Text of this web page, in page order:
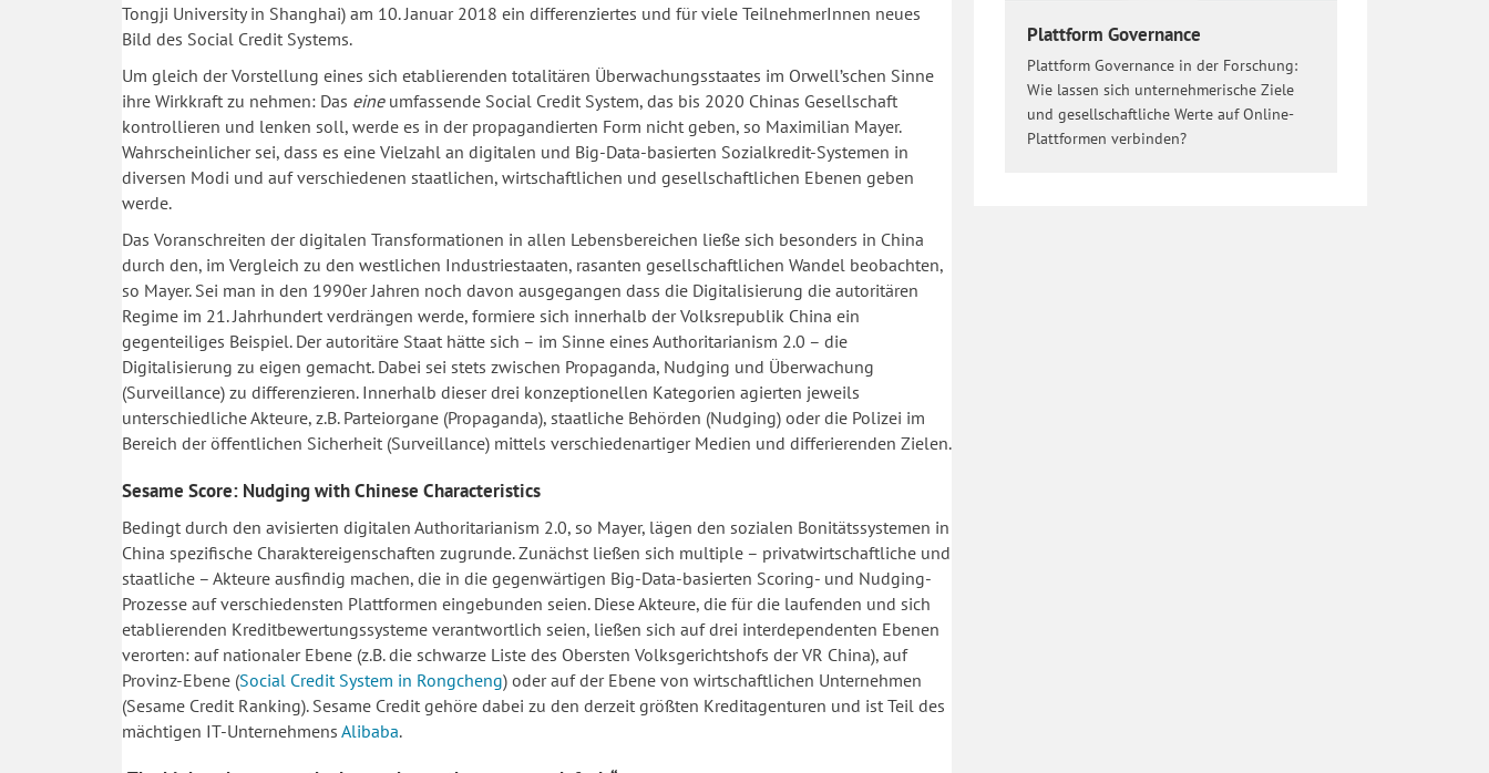
Tongji University in Shanghai) am 10. Januar 2018 ein differenziertes und für viele TeilnehmerInnen neues
Bild des Social Credit Systems.
Um gleich der Vorstellung eines sich etablierenden totalitären Überwachungsstaates im Orwell’schen Sinne
ihre Wirkkraft zu nehmen: Das eineumfassende Social Credit System, das bis 2020 Chinas Gesellschaft
kontrollieren und lenken soll, werde es in der propagandierten Form nicht geben, so Maximilian Mayer.
Wahrscheinlicher sei, dass es eine Vielzahl an digitalen und Big-Data-basierten Sozialkredit-Systemen in
diversen Modi und auf verschiedenen staatlichen, wirtschaftlichen und gesellschaftlichen Ebenen geben
werde.
Das Voranschreiten der digitalen Transformationen in allen Lebensbereichen ließe sich besonders in China
durch den, im Vergleich zu den westlichen Industriestaaten, rasanten gesellschaftlichen Wandel beobachten,
so Mayer. Sei man in den 1990er Jahren noch davon ausgegangen dass die Digitalisierung die autoritären
Regime im 21. Jahrhundert verdrängen werde, formiere sich innerhalb der Volksrepublik China ein
gegenteiliges Beispiel. Der autoritäre Staat hätte sich – im Sinne eines Authoritarianism 2.0 – die
Digitalisierung zu eigen gemacht. Dabei sei stets zwischen Propaganda, Nudging und Überwachung
(Surveillance) zu differenzieren. Innerhalb dieser drei konzeptionellen Kategorien agierten jeweils
unterschiedliche Akteure, z.B. Parteiorgane (Propaganda), staatliche Behörden (Nudging) oder die Polizei im
Bereich der öffentlichen Sicherheit (Surveillance) mittels verschiedenartiger Medien und differierenden Zielen.
Sesame Score: Nudging with Chinese Characteristics
Bedingt durch den avisierten digitalen Authoritarianism 2.0, so Mayer, lägen den sozialen Bonitätssystemen in
China spezifische Charaktereigenschaften zugrunde. Zunächst ließen sich multiple – privatwirtschaftliche und
staatliche – Akteure ausfindig machen, die in die gegenwärtigen Big-Data-basierten Scoring- und Nudging-
Prozesse auf verschiedensten Plattformen eingebunden seien. Diese Akteure, die für die laufenden und sich
etablierenden Kreditbewertungssysteme verantwortlich seien, ließen sich auf drei interdependenten Ebenen
verorten: auf nationaler Ebene (z.B. die schwarze Liste des Obersten Volksgerichtshofs der VR China), auf
Provinz-Ebene (Social Credit System in Rongcheng) oder auf der Ebene von wirtschaftlichen Unternehmen
(Sesame Credit Ranking). Sesame Credit gehöre dabei zu den derzeit größten Kreditagenturen und ist Teil des
mächtigen IT-Unternehmens Alibaba.
Plattform Governance
Plattform Governance in der Forschung:
Wie lassen sich unternehmerische Ziele
und gesellschaftliche Werte auf Online-
Plattformen verbinden?